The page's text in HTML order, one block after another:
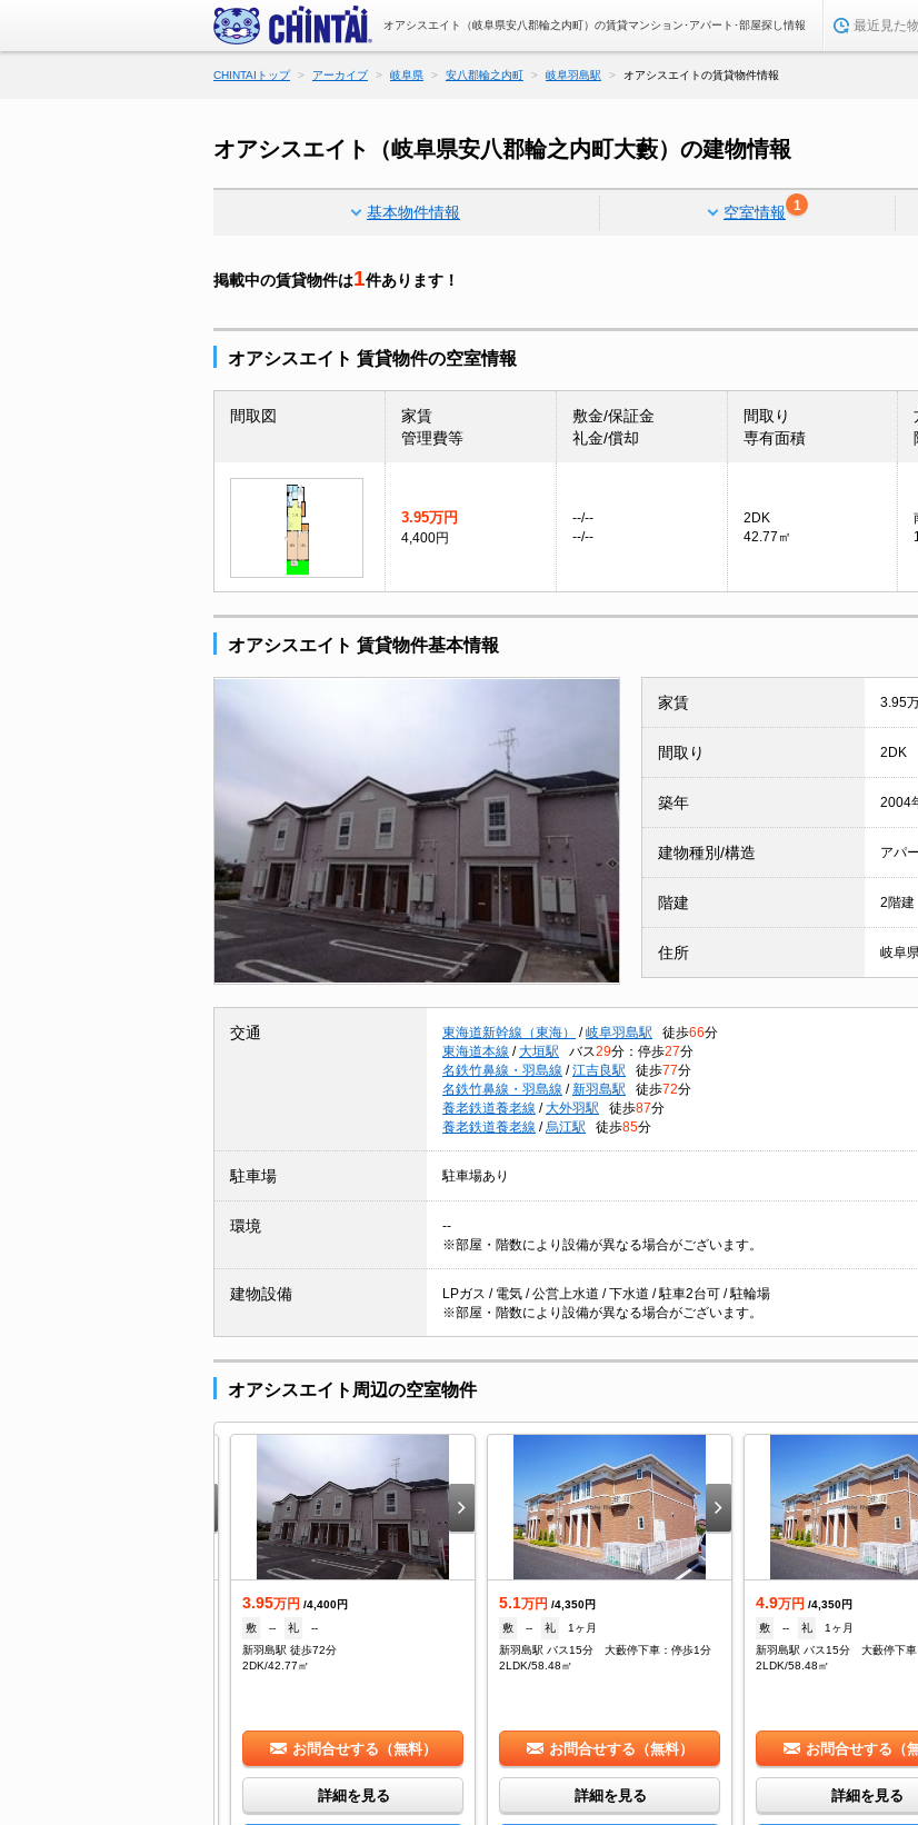
オアシスエイト（岐阜県安八郡輪之内町）の賃貸マンション･アパート･部屋探し情報 最近見た
CHINTAIトップ アーカイブ 岐阜県 安八郡輪之内町 岐阜羽島駅 オアシスエイトの賃貸物件情報
オアシスエイト（岐阜県安八郡輪之内町大藪）の建物情報
基本物件情報 空室情報 1
掲載中の賃貸物件は1件あります！
オアシスエイト 賃貸物件の空室情報
間取図
家賃
管理費等
敷金/保証金
礼金/償却
間取り
専有面積
3.95万円
4,400円
--/--
--/--
2DK
42.77㎡
オアシスエイト 賃貸物件基本情報
家賃 3.95
間取り 2DK
築年 2004
建物種別/構造 アパ
階建 2階建
住所 岐阜県
交通 東海道新幹線（東海） / 岐阜羽島駅 徒歩66分
東海道本線 / 大垣駅 バス29分：停歩27分
名鉄竹鼻線・羽島線 / 江吉良駅 徒歩77分
名鉄竹鼻線・羽島線 / 新羽島駅 徒歩72分
養老鉄道養老線 / 大外羽駅 徒歩87分
養老鉄道養老線 / 烏江駅 徒歩85分
駐車場 駐車場あり
環境
--
※部屋・階数により設備が異なる場合がございます。
建物設備
LPガス / 電気 / 公営上水道 / 下水道 / 駐車2台可 / 駐輪場
※部屋・階数により設備が異なる場合がございます。
オアシスエイト周辺の空室物件
3.95万円 /4,400円
敷
-- 礼
--
新羽島駅 徒歩72分
2DK/42.77㎡
お問合せする（無料）
詳細を見る
5.1万円 /4,350円
敷
-- 礼
1ヶ月
新羽島駅 バス15分 大藪停下車：停歩1分
2LDK/58.48㎡
お問合せする（無料）
詳細を見る
4.9万円 /4,350円
敷
-- 礼
1ヶ月
新羽島駅 バス15分 大藪停下車
2LDK/58.48㎡
お問合せする（無
詳細を見る